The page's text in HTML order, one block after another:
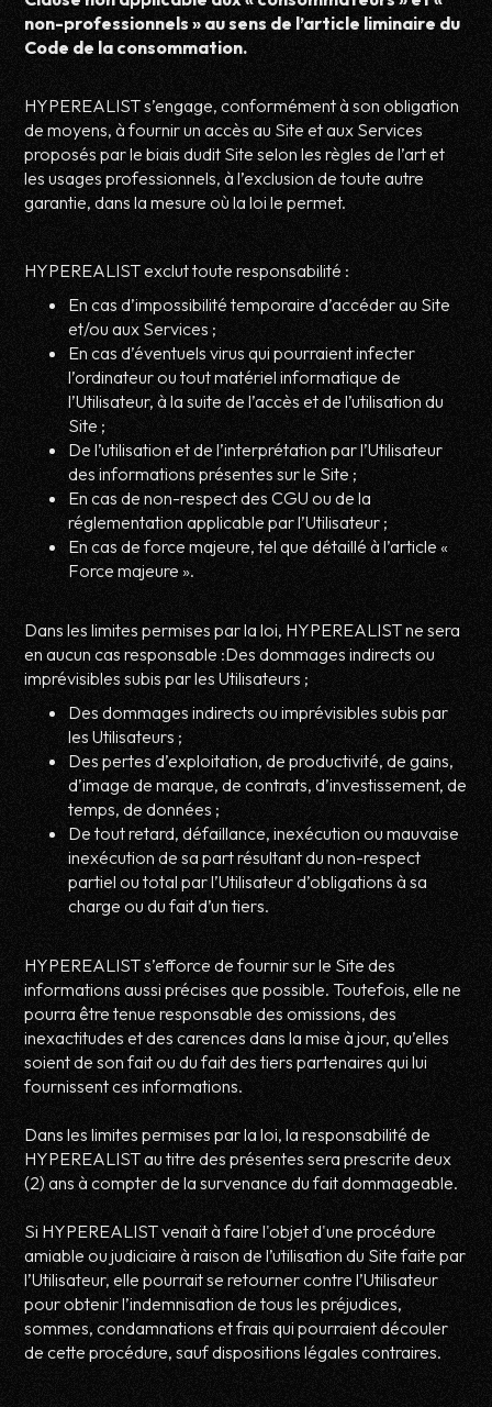
non-professionnels » au sens de l’article liminaire du
Code de la consommation.
HYPEREALIST s’engage, conformément à son obligation
de moyens, à fournir un accès au Site et aux Services
proposés par le biais dudit Site selon les règles de l’art et
les usages professionnels, à l’exclusion de toute autre
garantie, dans la mesure où la loi le permet.
HYPEREALIST exclut toute responsabilité :
En cas d’impossibilité temporaire d’accéder au Site
et/ou aux Services ;
En cas d’éventuels virus qui pourraient infecter
l’ordinateur ou tout matériel informatique de
l’Utilisateur, à la suite de l’accès et de l’utilisation du
Site ;
De l’utilisation et de l’interprétation par l’Utilisateur
des informations présentes sur le Site ;
En cas de non-respect des CGU ou de la
réglementation applicable par l’Utilisateur ;
En cas de force majeure, tel que détaillé à l’article «
Force majeure ».
Dans les limites permises par la loi, HYPEREALIST ne sera
en aucun cas responsable :Des dommages indirects ou
imprévisibles subis par les Utilisateurs ;
Des dommages indirects ou imprévisibles subis par
les Utilisateurs ;
Des pertes d’exploitation, de productivité, de gains,
d’image de marque, de contrats, d’investissement, de
temps, de données ;
De tout retard, défaillance, inexécution ou mauvaise
inexécution de sa part résultant du non-respect
partiel ou total par l’Utilisateur d’obligations à sa
charge ou du fait d’un tiers.
HYPEREALIST s’efforce de fournir sur le Site des
informations aussi précises que possible. Toutefois, elle ne
pourra être tenue responsable des omissions, des
inexactitudes et des carences dans la mise à jour, qu’elles
soient de son fait ou du fait des tiers partenaires qui lui
fournissent ces informations.
Dans les limites permises par la loi, la responsabilité de
HYPEREALIST au titre des présentes sera prescrite deux
(2) ans à compter de la survenance du fait dommageable.
Si HYPEREALIST venait à faire l'objet d'une procédure
amiable ou judiciaire à raison de l’utilisation du Site faite par
l’Utilisateur, elle pourrait se retourner contre l’Utilisateur
pour obtenir l’indemnisation de tous les préjudices,
sommes, condamnations et frais qui pourraient découler
de cette procédure, sauf dispositions légales contraires.